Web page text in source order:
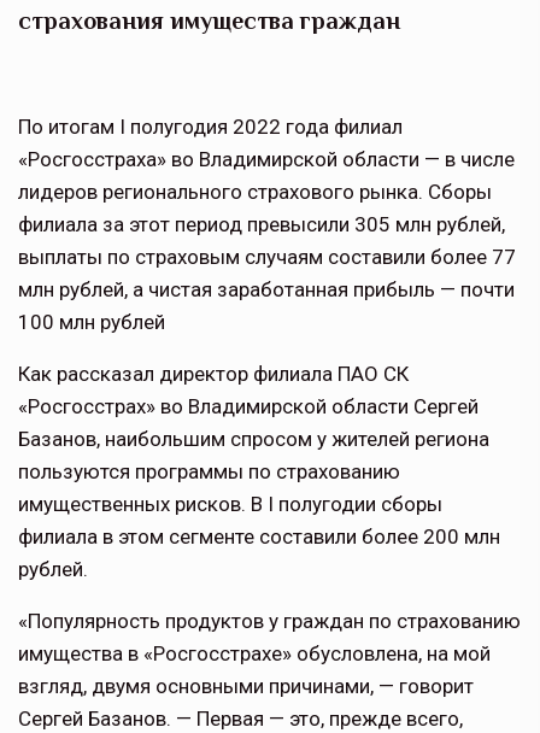
страхования имущества граждан
По итогам I полугодия 2022 года филиал
«Росгосстраха» во Владимирской области — в числе
лидеров регионального страхового рынка. Сборы
филиала за этот период превысили 305 млн рублей,
выплаты по страховым случаям составили более 77
млн рублей, а чистая заработанная прибыль — почти
100 млн рублей
Как рассказал директор филиала ПАО СК
«Росгосстрах» во Владимирской области Сергей
Базанов, наибольшим спросом у жителей региона
пользуются программы по страхованию
имущественных рисков. В I полугодии сборы
филиала в этом сегменте составили более 200 млн
рублей.
«Популярность продуктов у граждан по страхованию
имущества в «Росгосстрахе» обусловлена, на мой
взгляд, двумя основными причинами, — говорит
Сергей Базанов. — Первая — это, прежде всего,